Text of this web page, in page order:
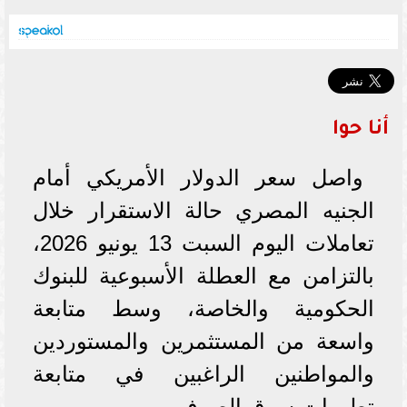
أنا حوا
واصل سعر الدولار الأمريكي أمام
الجنيه المصري حالة الاستقرار خلال
تعاملات اليوم السبت 13 يونيو 2026،
بالتزامن مع العطلة الأسبوعية للبنوك
الحكومية والخاصة، وسط متابعة
واسعة من المستثمرين والمستوردين
والمواطنين الراغبين في متابعة